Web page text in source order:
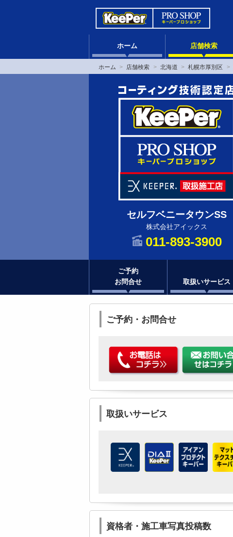
ホーム 店舗検索
ホーム 店舗検索 北海道 札幌市厚別区
セルフベニータウンSS
株式会社アイックス
011-893-3900
ご予約
お問合せ
取扱いサービス
ご予約・お問合せ
取扱いサービス
資格者・施工車写真投稿数